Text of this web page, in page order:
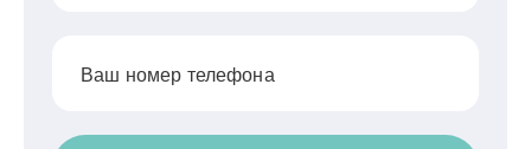
Ваш номер телефона